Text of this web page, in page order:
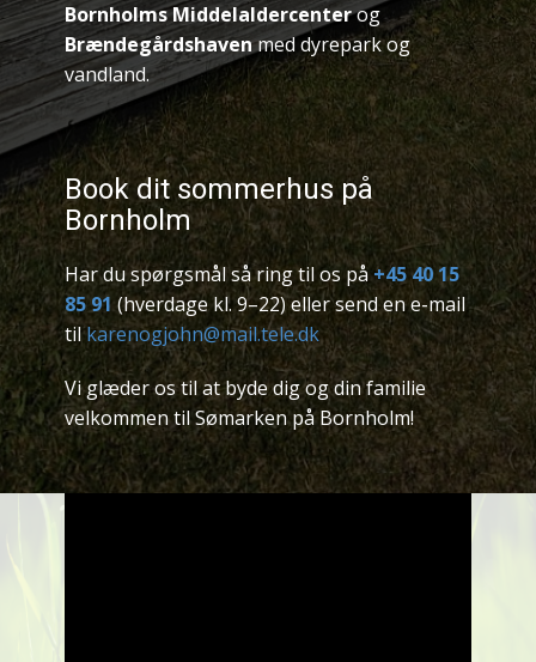
Bornholms Middelaldercenterog
Brændegårdshavenmed dyrepark og
vandland.
Book dit sommerhus på
Bornholm
Har du spørgsmål så ring til os på+45 40 15
85 91 (hverdage kl. 9–22) eller send en e-mail
tilkarenogjohn@mail.tele.dk
Vi glæder os til at byde dig og din familie
velkommen til Sømarken på Bornholm!